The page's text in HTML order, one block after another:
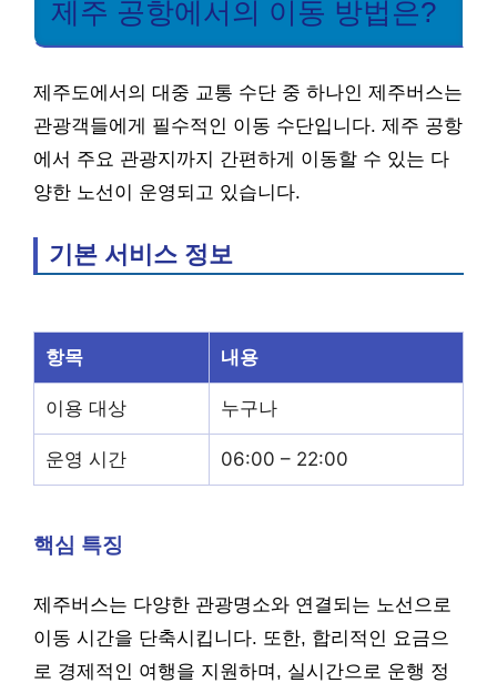
제주 공항에서의 이동 방법은?
제주도에서의 대중 교통 수단 중 하나인 제주버스는
관광객들에게 필수적인 이동 수단입니다. 제주 공항
에서 주요 관광지까지 간편하게 이동할 수 있는 다
양한 노선이 운영되고 있습니다.
기본 서비스 정보
항목 내용
이용 대상 누구나
운영 시간 06:00 – 22:00
핵심 특징
제주버스는 다양한 관광명소와 연결되는 노선으로
이동 시간을 단축시킵니다. 또한, 합리적인 요금으
로 경제적인 여행을 지원하며, 실시간으로 운행 정